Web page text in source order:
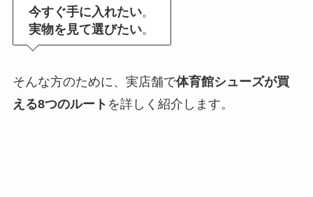
今すぐ手に入れたい。
実物を見て選びたい。
そんな方のために、実店舗で体育館シューズが買
える8つのルート を詳しく紹介します。